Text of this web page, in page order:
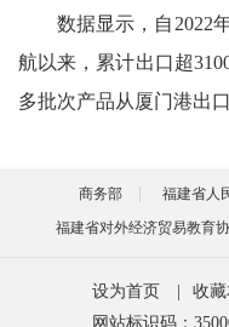
数据显示，自2022
航以来，累计出口超
多批次产品从厦门港出口
商务部 福建省人
福建省对外经济贸易教育
设为首页 收
网站标识码：